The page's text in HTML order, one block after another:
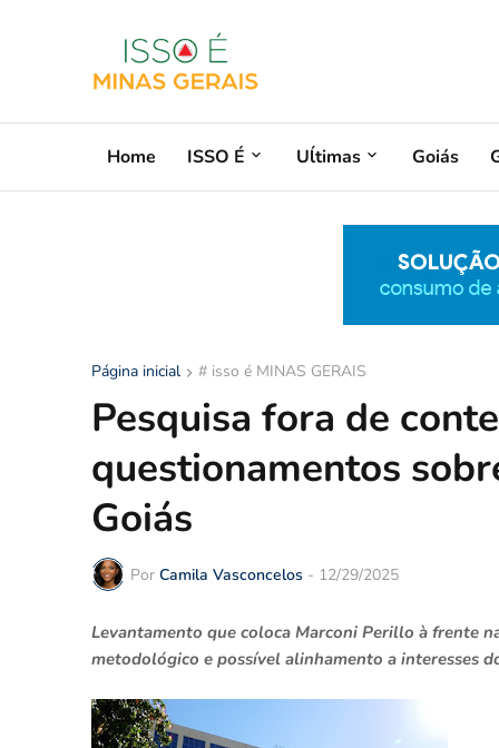
Home ISSO É Uĺtimas Goiás
Página inicial # isso é MINAS GERAIS
Pesquisa fora de
questionamentos
Goiás
Por Camila Vasconcelos - 12/29/2025
Levantamento que coloca Marconi Perillo à frente
metodológico e possível alinhamento a interesses